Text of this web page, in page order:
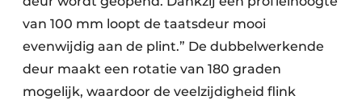
van 100 mm loopt de taatsdeur mooi
evenwijdig aan de plint.” De dubbelwerkende
deur maakt een rotatie van 180 graden
mogelijk, waardoor de veelzijdigheid flink